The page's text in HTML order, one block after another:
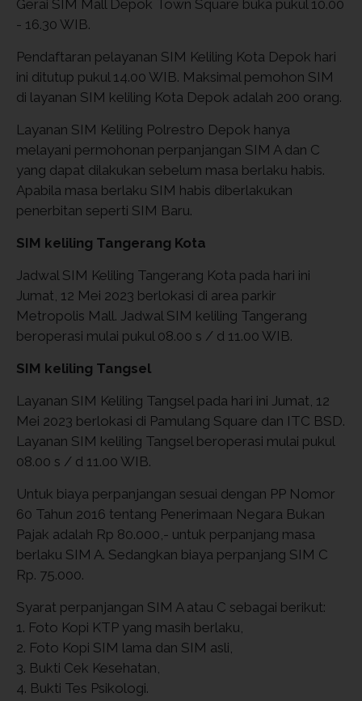
Gerai SIM Mall Depok Town Square buka pukul 10.00
- 16.30 WIB.
Pendaftaran pelayanan SIM Keliling Kota Depok hari
ini ditutup pukul 14.00 WIB. Maksimal pemohon SIM
di layanan SIM keliling Kota Depok adalah 200 orang.
Layanan SIM Keliling Polrestro Depok hanya
melayani permohonan perpanjangan SIM A dan C
yang dapat dilakukan sebelum masa berlaku habis.
Apabila masa berlaku SIM habis diberlakukan
penerbitan seperti SIM Baru.
SIM keliling Tangerang Kota
Jadwal SIM Keliling Tangerang Kota pada hari ini
Jumat, 12 Mei 2023 berlokasi di area parkir
Metropolis Mall. Jadwal SIM keliling Tangerang
beroperasi mulai pukul 08.00 s / d 11.00 WIB.
SIM keliling Tangsel
Layanan SIM Keliling Tangsel pada hari ini Jumat, 12
Mei 2023 berlokasi di Pamulang Square dan ITC BSD.
Layanan SIM keliling Tangsel beroperasi mulai pukul
08.00 s / d 11.00 WIB.
Untuk biaya perpanjangan sesuai dengan PP Nomor
60 Tahun 2016 tentang Penerimaan Negara Bukan
Pajak adalah Rp 80.000,- untuk perpanjang masa
berlaku SIM A. Sedangkan biaya perpanjang SIM C
Rp. 75.000.
Syarat perpanjangan SIM A atau C sebagai berikut:
1. Foto Kopi KTP yang masih berlaku,
2. Foto Kopi SIM lama dan SIM asli,
3. Bukti Cek Kesehatan,
4. Bukti Tes Psikologi.